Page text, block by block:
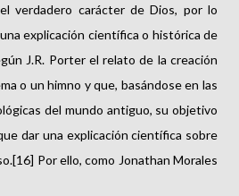
verdadero carácter de Dios, por lo
explicación científica o histórica de
J.R. Porter el relato de la creación
o un himno y que, basándose en las
del mundo antiguo, su objetivo
dar una explicación científica sobre
Por ello, como Jonathan Morales